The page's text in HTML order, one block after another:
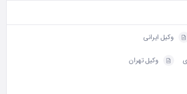
وکیل ایرانی
وکیل تهران